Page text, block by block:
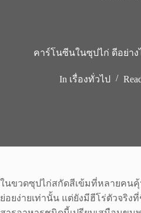
คาร์โนซีนในซุปไก่ ดีอย่าง
In เรื่องทั่วไป
ในขวดซุปไก่สกัดสีเข้มที่หลายคนคุ้
ย่อยง่ายเท่านั้น แต่ยังมีฮีโร่ตัวจริง